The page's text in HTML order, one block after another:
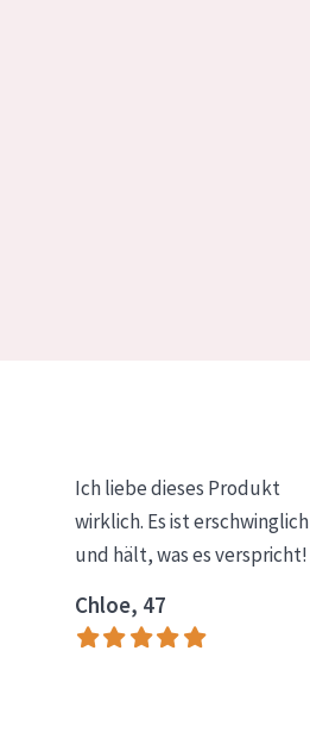
Ich liebe dieses Produkt
wirklich. Es ist erschwinglich
und hält, was es verspricht!
Chloe, 47